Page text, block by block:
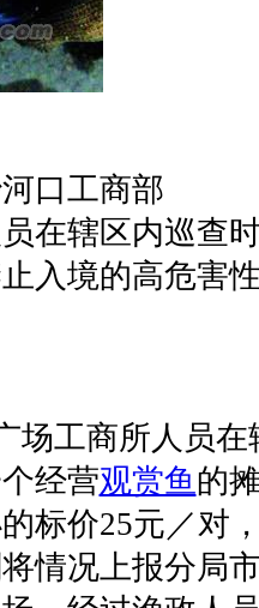
口工商部
在辖区内巡查
止入境的高危
场工商所人员在
经营观赏鱼 的
标价25元／对
情况上报分局